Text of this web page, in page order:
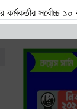
সর্বোচ্চ
শেষ পর্যায়ে,
যাদুকর এস